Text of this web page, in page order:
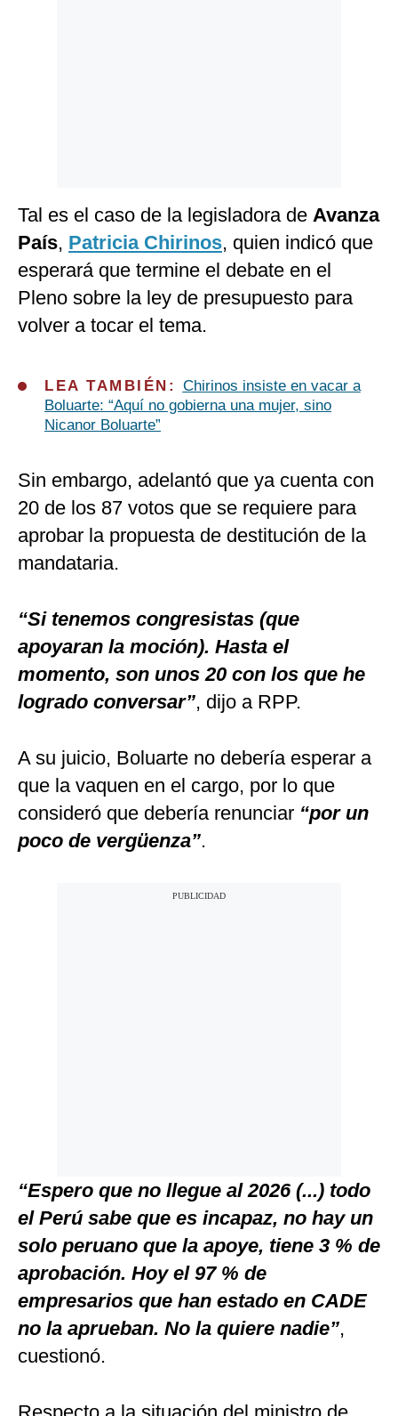
Tal es el caso de la legisladora de Avanza
País, Patricia Chirinos, quien indicó que
esperará que termine el debate en el
Pleno sobre la ley de presupuesto para
volver a tocar el tema.
LEA TAMBIÉN: Chirinos insiste en vacar a
Boluarte: “Aquí no gobierna una mujer, sino
Nicanor Boluarte”
Sin embargo, adelantó que ya cuenta con
20 de los 87 votos que se requiere para
aprobar la propuesta de destitución de la
mandataria.
“Si tenemos congresistas (que
apoyaran la moción). Hasta el
momento, son unos 20 con los que he
logrado conversar”, dijo a RPP.
A su juicio, Boluarte no debería esperar a
que la vaquen en el cargo, por lo que
consideró que debería renunciar “por un
poco de vergüenza”.
“Espero que no llegue al 2026 (...) todo
el Perú sabe que es incapaz, no hay un
solo peruano que la apoye, tiene 3 % de
aprobación. Hoy el 97 % de
empresarios que han estado en CADE
no la aprueban. No la quiere nadie”,
cuestionó.